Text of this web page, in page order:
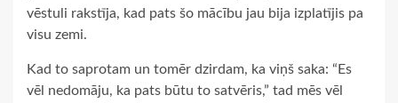
vēstuli rakstīja, kad pats šo mācību jau bija izplatījis pa
visu zemi.
Kad to saprotam un tomēr dzirdam, ka viņš saka: “Es
vēl nedomāju, ka pats būtu to satvēris,” tad mēs vēl